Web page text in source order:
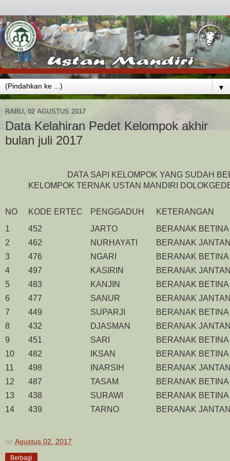
▼
RABU, 02 AGUSTUS 2017
Data Kelahiran Pedet Kelompok akhir
bulan juli 2017
DATA SAPI KELOMPOK YANG SUDAH
KELOMPOK TERNAK USTAN MANDIRI
NO KODE ERTEC PENGGADUH
KETERANGAN
1
452 JARTO
BERANAK BETINA
2
462 NURHAYATI
BERANAK
3
476 NGARI
BERANAK BETINA
4
497 KASIRIN
BERANAK
5
483 KANJIN
BERANAK BETINA
6
477 SANUR
BERANAK
7
449 SUPARJI
BERANAK BETINA
8
432 DJASMAN
BERANAK
9
451 SARI
BERANAK BETINA
10
482 IKSAN
BERANAK BETINA
11
498 INARSIH
BERANAK
12
487 TASAM
BERANAK BETINA
13
438 SURAWI
BERANAK BETINA
14
439 TARNO BERANAK
on Agustus 02, 2017
Berbagi